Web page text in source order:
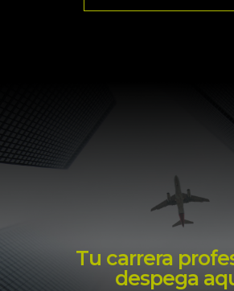
Tu carrera
despega